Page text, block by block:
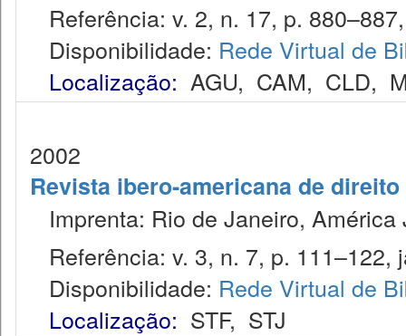
Referência: v. 2, n. 17, p.
Disponibilidade: Rede Virtual de
Localização: AGU, CAM, CLD,
2002
Revista ibero-americana de
Imprenta: Rio de Janeiro, América
Referência: v. 3, n. 7, p. 111–122,
Disponibilidade: Rede Virtual de
Localização: STF, STJ